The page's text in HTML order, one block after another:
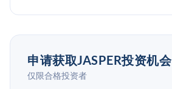
申请获取JASPER投资机会
仅限合格投资者